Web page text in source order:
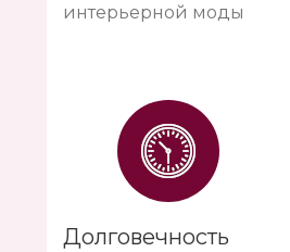
интерьерной моды
Долговечность